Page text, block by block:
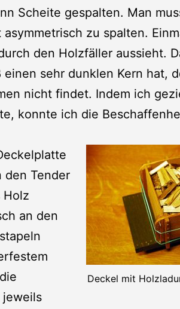
Scheite gespalten. Man
zu spalten.
den Holzfäller aussieht.
sehr dunklen Kern hat,
nicht findet. Indem ich
konnte ich die
Deckel mit
den Tender
Holz
an den